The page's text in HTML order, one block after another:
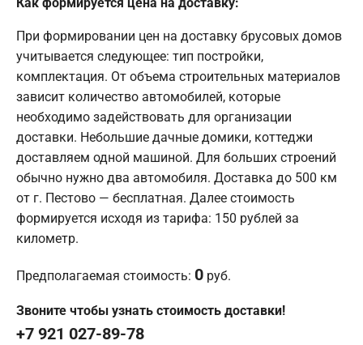
Как формируется цена на доставку:
При формировании цен на доставку брусовых домов
учитывается следующее: тип постройки,
комплектация. От объема строительных материалов
зависит количество автомобилей, которые
необходимо задействовать для организации
доставки. Небольшие дачные домики, коттеджи
доставляем одной машиной. Для больших строений
обычно нужно два автомобиля. Доставка до 500 км
от г. Пестово — бесплатная. Далее стоимость
формируется исходя из тарифа: 150 рублей за
километр.
Предполагаемая стоимость: 0 руб.
Звоните чтобы узнать стоимость доставки!
+7 921 027-89-78